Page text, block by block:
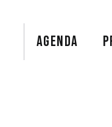
AGENDA